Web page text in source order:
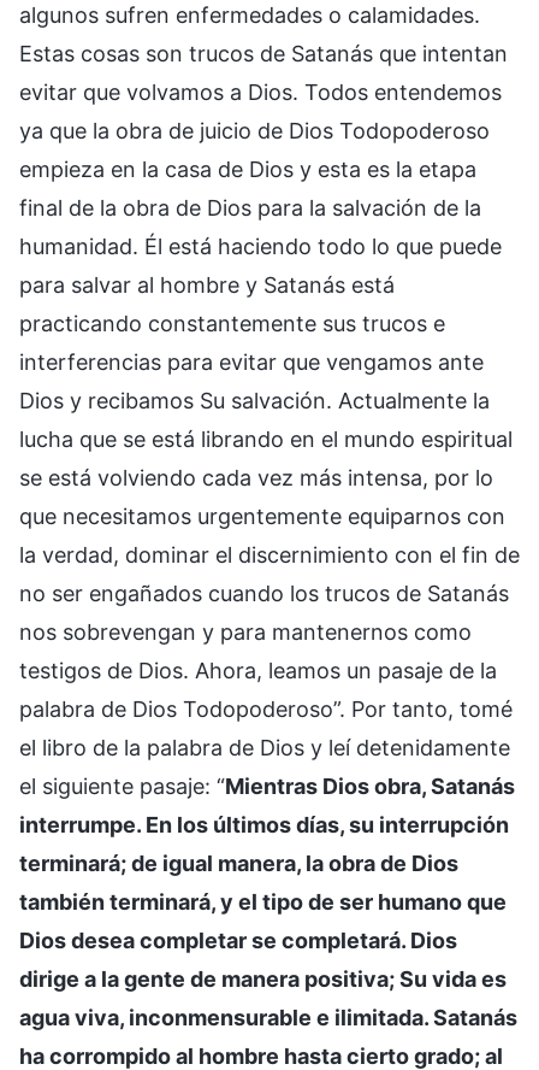
algunos sufren enfermedades o calamidades.
Estas cosas son trucos de Satanás que intentan
evitar que volvamos a Dios. Todos entendemos
ya que la obra de juicio de Dios Todopoderoso
empieza en la casa de Dios y esta es la etapa
final de la obra de Dios para la salvación de la
humanidad. Él está haciendo todo lo que puede
para salvar al hombre y Satanás está
practicando constantemente sus trucos e
interferencias para evitar que vengamos ante
Dios y recibamos Su salvación. Actualmente la
lucha que se está librando en el mundo espiritual
se está volviendo cada vez más intensa, por lo
que necesitamos urgentemente equiparnos con
la verdad, dominar el discernimiento con el fin de
no ser engañados cuando los trucos de Satanás
nos sobrevengan y para mantenernos como
testigos de Dios. Ahora, leamos un pasaje de la
palabra de Dios Todopoderoso”. Por tanto, tomé
el libro de la palabra de Dios y leí detenidamente
el siguiente pasaje: “Mientras Dios obra, Satanás
interrumpe. En los últimos días, su interrupción
terminará; de igual manera, la obra de Dios
también terminará, y el tipo de ser humano que
Dios desea completar se completará. Dios
dirige a la gente de manera positiva; Su vida es
agua viva, inconmensurable e ilimitada. Satanás
ha corrompido al hombre hasta cierto grado; al